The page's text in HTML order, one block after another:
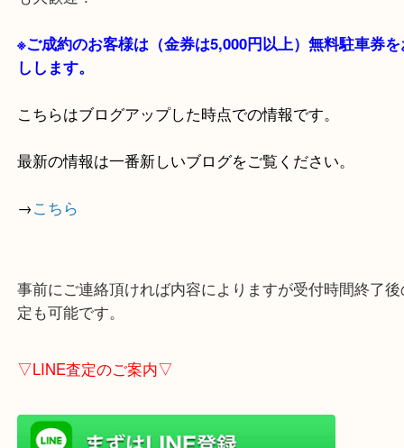
貴金属・ブランドなどの他にも鉄道模型・骨董品・
で業界最多の買取品目数で使わなくなったお品物を
全国1,100店舗以上で展開中の買取大吉！
店舗の裏にコインパーキングがありますのでお車で
※ご成約のお客様は（金券は5,000円以上）無料駐車
しします。
こちらはブログアップした時点での情報です。
最新の情報は一番新しいブログをご覧ください。